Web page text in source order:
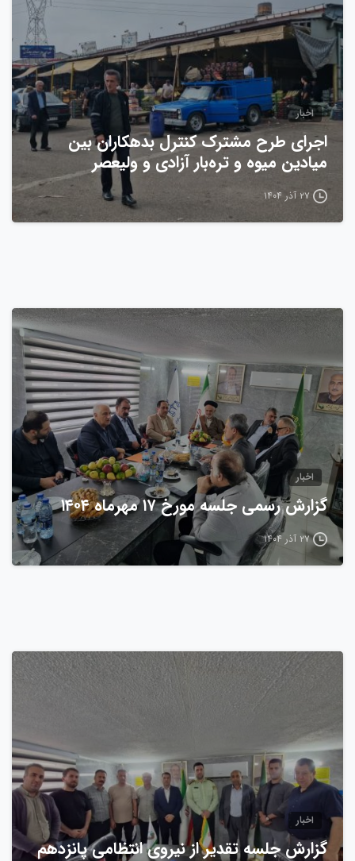
اخبار
اجرای طرح مشترک کنترل بدهکاران بین
میادین میوه و تره‌بار آزادی و ولیعصر
۲۷ آذر ۱۴۰۴
0
اخبار
گزارش رسمی جلسه مورخ ۱۷ مهرماه ۱۴۰۴
۲۷ آذر ۱۴۰۴
0
اخبار
گزارش جلسه تقدیر از نیروی انتظامی پانزدهم